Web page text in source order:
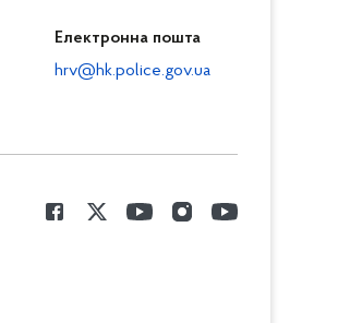
Електронна пошта
hrv@hk.police.gov.ua